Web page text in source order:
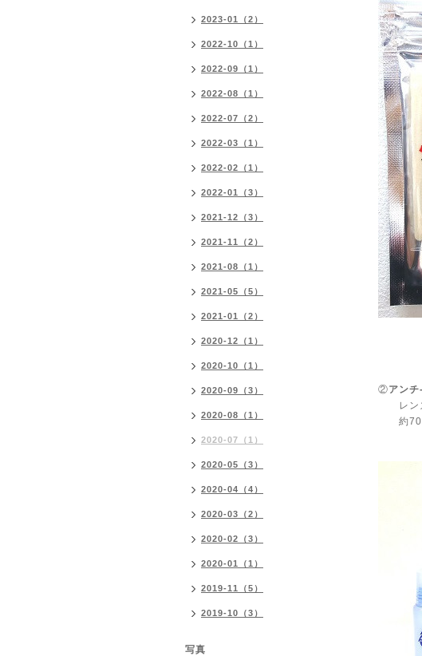
②アンチ
レンズ
約70
2023-01（2）
2022-10（1）
2022-09（1）
2022-08（1）
2022-07（2）
2022-03（1）
2022-02（1）
2022-01（3）
2021-12（3）
2021-11（2）
2021-08（1）
2021-05（5）
2021-01（2）
2020-12（1）
2020-10（1）
2020-09（3）
2020-08（1）
2020-07（1）
2020-05（3）
2020-04（4）
2020-03（2）
2020-02（3）
2020-01（1）
2019-11（5）
2019-10（3）
写真